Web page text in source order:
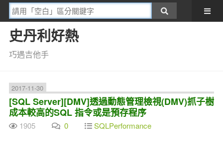
史丹利好熱
巧遇吉他手
2017-11-30
[SQL Server][DMV]透過動態管理檢視(DMV)抓子樹
成本較高的SQL 指令或是預存程序
1905 0 SQLPerformance